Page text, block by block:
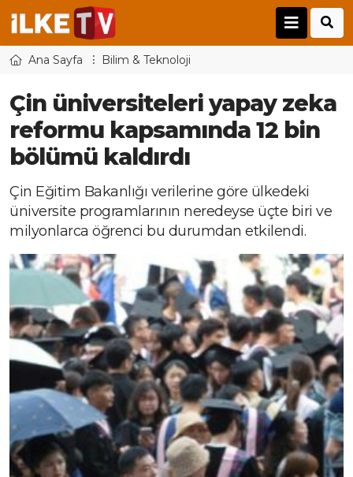
Ana Sayfa Bilim & Teknoloji
Çin üniversiteleri yapay zeka
reformu kapsamında 12 bin
bölümü kaldırdı
Çin Eğitim Bakanlığı verilerine göre ülkedeki
üniversite programlarının neredeyse üçte biri ve
milyonlarca öğrenci bu durumdan etkilendi.